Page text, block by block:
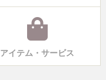
アイテム・サービス